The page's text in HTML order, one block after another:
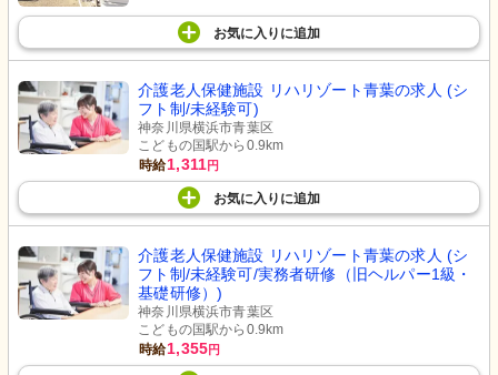
お気に入り に追加
介護老人保健施設 リハリゾート青葉の求人 (シ
フト制/未経験可)
神奈川県横浜市青葉区
こどもの国駅から0.9km
時給1,311円
お気に入り に追加
介護老人保健施設 リハリゾート青葉の求人 (シ
フト制/未経験可/実務者研修（旧ヘルパー1級・
基礎研修）)
神奈川県横浜市青葉区
こどもの国駅から0.9km
時給1,355円